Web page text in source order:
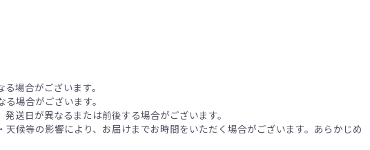
場合がございます。
場合がございます。
送日が異なるまたは前後する場合がございます。
候等の影響により、お届けまでお時間をいただく場合がございます。あらかじめ